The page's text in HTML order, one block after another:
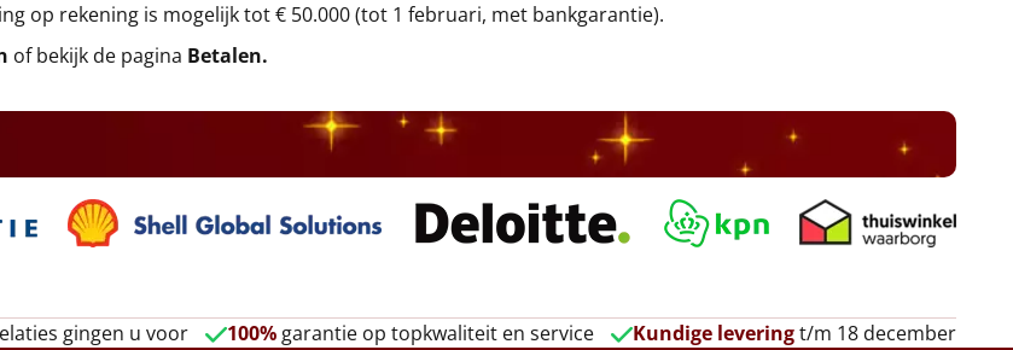
op rekening is mogelijk tot € 50.000 (tot 1 februari, met bankgarantie).
of bekijk de pagina Betalen.
gingen u voor 100%garantie op topkwaliteit en service Kundige leveringt/m 18 december